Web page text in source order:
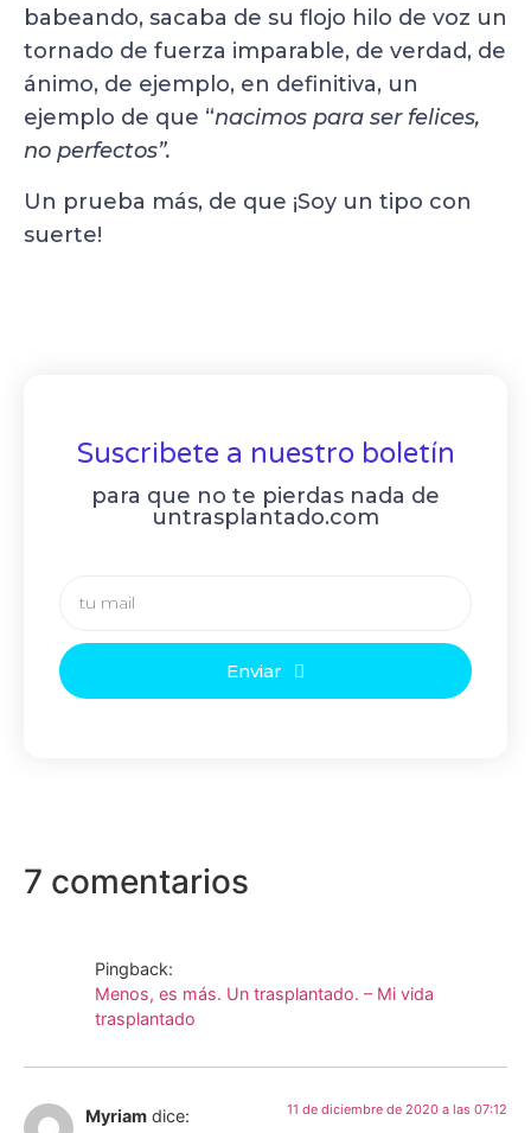
babeando, sacaba de su flojo hilo de voz un
tornado de fuerza imparable, de verdad, de
ánimo, de ejemplo, en definitiva, un
ejemplo de que “nacimos para ser felices,
no perfectos”.
Un prueba más, de que ¡Soy un tipo con
suerte!
Suscribete a nuestro boletín
para que no te pierdas nada de
untrasplantado.com
Enviar
7 comentarios
Pingback:
Menos, es más. Un trasplantado. – Mi vida
trasplantado
Myriam dice: 11 de diciembre de 2020 a las 07:12